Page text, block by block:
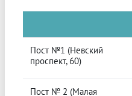
Пост №1 (Невский
проспект, 60)
Пост № 2 (Малая